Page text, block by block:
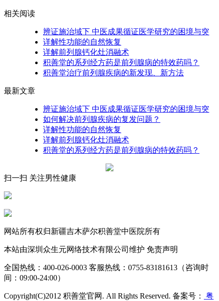
相关阅读
辨证施治域下 中医成果循证医学研究的困境与突
详解性功能的自然恢复
详解前列腺钙化灶消融术
积善堂的系列经方药是前列腺病的特效药吗？
积善堂治疗前列腺疾病的新发现、新方法
最新文章
辨证施治域下 中医成果循证医学研究的困境与突
如何解决前列腺疾病的复发问题？
详解性功能的自然恢复
详解前列腺钙化灶消融术
积善堂的系列经方药是前列腺病的特效药吗？
扫一扫 关注男性健康
网站所有权归新疆吉木萨尔积善堂中医院所有
本站由深圳众生元网络技术有限公司维护 免责声明
全国热线：400-026-0003 客服热线：0755-83181613（咨询时
间：09:00-24:00）
Copyright(C)2012 积善堂官网. All Rights Reserved. 备案号： 粤